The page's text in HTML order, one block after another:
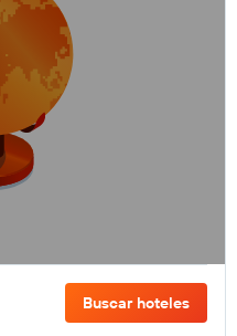
Buscar hoteles